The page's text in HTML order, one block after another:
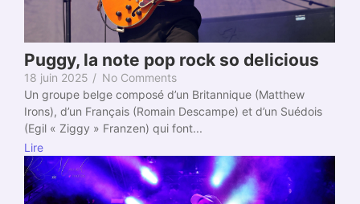
Puggy, la note pop rock so delicious
18 juin 2025 / No Comments
Un groupe belge composé d’un Britannique (Matthew
Irons), d’un Français (Romain Descampe) et d’un Suédois
(Egil « Ziggy » Franzen) qui font...
Lire